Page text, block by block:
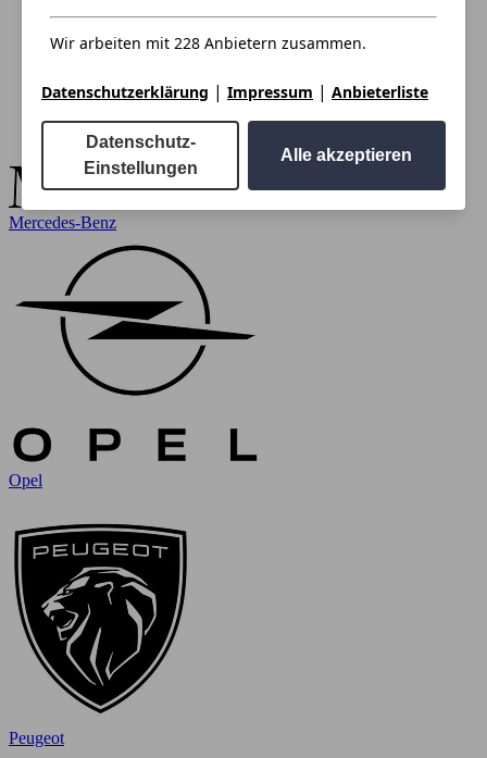
Mercedes-Benz
Opel
Peugeot
Wir arbeiten mit 228 Anbietern zusammen.
Datenschutzerklärung | Impressum | Anbieterliste
Datenschutz-
Einstellungen
Alle akzeptieren